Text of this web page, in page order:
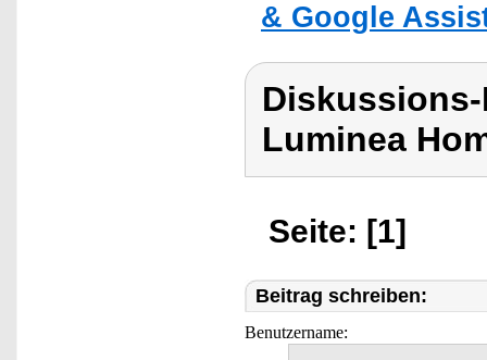
& Google
Luminea
Seite: [1]
Beitrag schreiben:
Benutzername: